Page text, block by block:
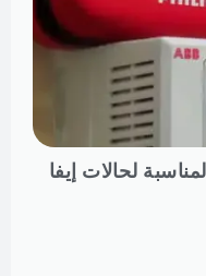
لحالات إيفا